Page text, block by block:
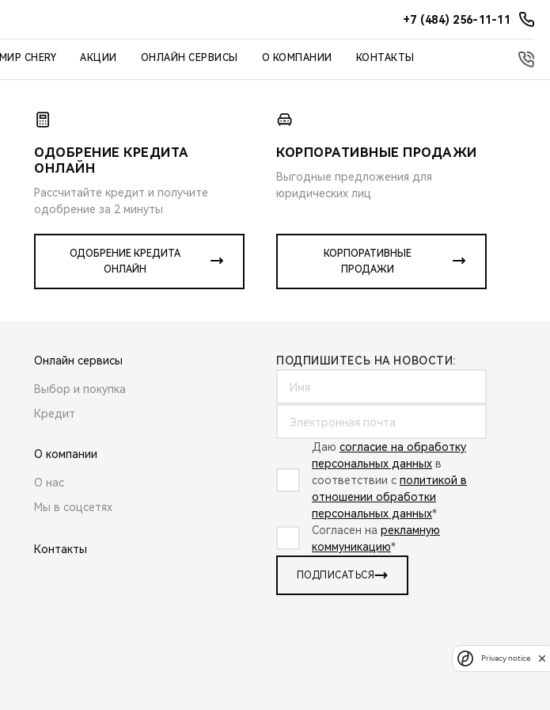
+7 (484) 256-11-11
МИР CHERY АКЦИИ ОНЛАЙН СЕРВИСЫ О КОМПАНИИ КОНТАКТЫ
ОДОБРЕНИЕ КРЕДИТА
ОНЛАЙН
Рассчитайте кредит и получите
одобрение за 2 минуты
ОДОБРЕНИЕ КРЕДИТА
ОНЛАЙН
КОРПОРАТИВНЫЕ ПРОДАЖИ
Выгодные предложения для
юридических лиц
КОРПОРАТИВНЫЕ
ПРОДАЖИ
Онлайн сервисы
Выбор и покупка
Кредит
О компании
О нас
Мы в соцсетях
Контакты
ПОДПИШИТЕСЬ НА НОВОСТИ:
Даю согласие на обработку
персональных данных в
соответствии с политикой в
отношении обработки
персональных данных*
Согласен на рекламную
коммуникацию*
ПОДПИСАТЬСЯ
Privacy notice